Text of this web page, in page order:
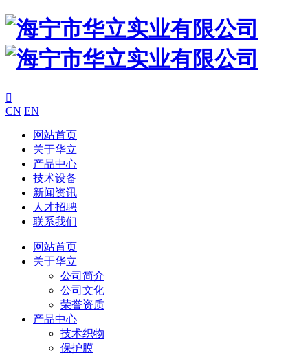

CN EN
网站首页
关于华立
产品中心
技术设备
新闻资讯
人才招聘
联系我们
网站首页
关于华立
公司简介
公司文化
荣誉资质
产品中心
技术织物
保护膜